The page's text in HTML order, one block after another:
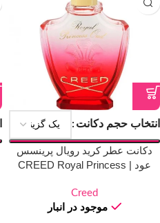
انتخاب حجم دکانت
دکانت عطر کرید رویال پرینسس
عود | CREED Royal Princess
Creed
موجود در انبار